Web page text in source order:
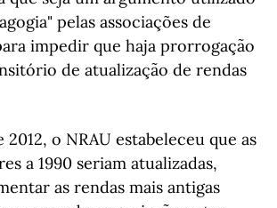
pelas associações de
impedir que haja prorrogação
de atualização de rendas
2012, o NRAU estabeleceu que as
a 1990 seriam atualizadas,
as rendas mais antigas